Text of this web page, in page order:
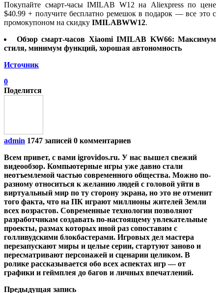
Покупайте смарт-часы IMILAB W12 на Aliexpress по цене
$40.99 + получите бесплатно ремешок в подарок — все это с
промокупоном на скидку IMILABWW12.
Обзор смарт-часов Xiaomi IMILAB KW66: Максимум
стиля, минимум функций, хорошая автономность
Источник
0
Поделится
admin 1747 записей 0 комментариев
Всем привет, с вами igrovidos.ru. У нас вышел свежий
видеообзор. Компьютерные игры уже давно стали
неотъемлемой частью современного общества. Можно по-
разному относиться к желанию людей с головой уйти в
виртуальный мир по ту сторону экрана, но это не отменит
того факта, что на ПК играют миллионы жителей Земли
всех возрастов. Современные технологии позволяют
разработчикам создавать по-настоящему увлекательные
проекты, размах которых иной раз сопоставим с
голливудскими блокбастерами. Игровых дел мастера
перезапускают миры и целые серии, стартуют заново и
пересматривают персонажей и сценарии целиком. В
ролике рассказывается обо всех аспектах игр — от
графики и геймплея до багов и личных впечатлений.
Предыдущая запись